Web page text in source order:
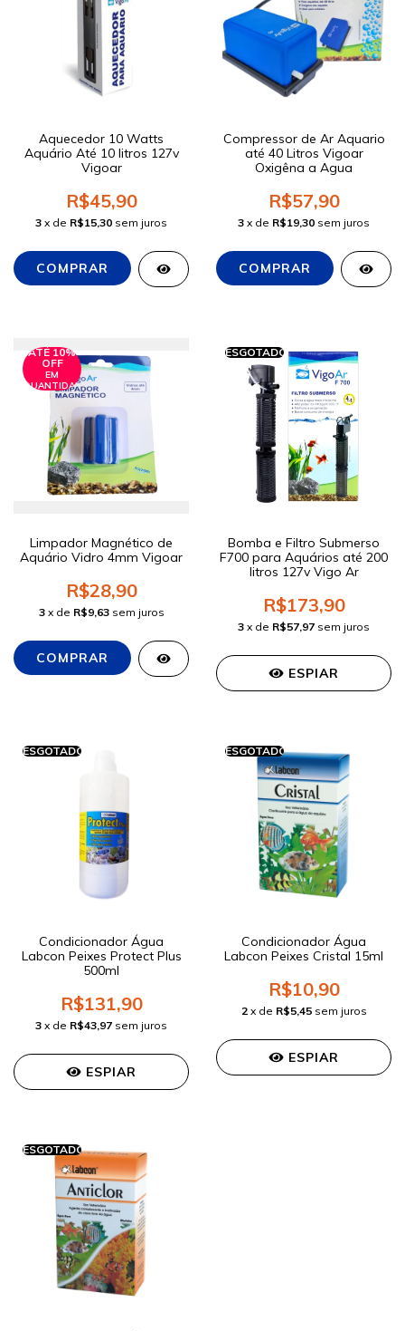
Aquecedor 10 Watts
Aquário Até 10 litros 127v
Vigoar
R$45,90
3 x de R$15,30 sem juros
Compressor de Ar Aquario
até 40 Litros Vigoar
Oxigêna a Agua
R$57,90
3 x de R$19,30 sem juros
ATÉ 10%
OFF
EM
QUANTIDADE
Limpador Magnético de
Aquário Vidro 4mm Vigoar
R$28,90
3 x de R$9,63 sem juros
ESGOTADO
Bomba e Filtro Submerso
F700 para Aquários até 200
litros 127v Vigo Ar
R$173,90
3 x de R$57,97 sem juros
ESPIAR
ESGOTADO
Condicionador Água
Labcon Peixes Protect Plus
500ml
R$131,90
3 x de R$43,97 sem juros
ESPIAR
ESGOTADO
Condicionador Água
Labcon Peixes Cristal 15ml
R$10,90
2 x de R$5,45 sem juros
ESPIAR
ESGOTADO